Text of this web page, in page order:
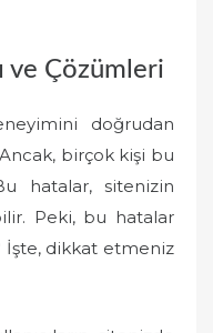
ve Çözümleri
doğrudan
birçok kişi bu
hatalar, sitenizin
Peki, bu hatalar
İşte, dikkat etmeniz